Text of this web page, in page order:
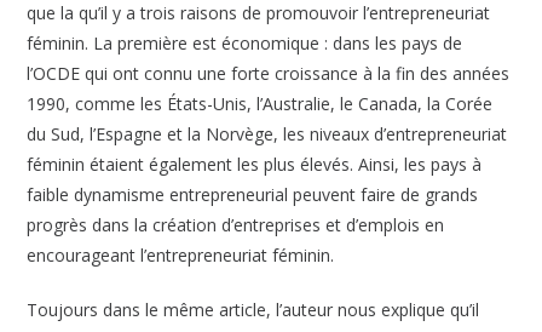
que la qu’il y a trois raisons de promouvoir l’entrepreneuriat
féminin. La première est économique : dans les pays de
l’OCDE qui ont connu une forte croissance à la fin des années
1990, comme les États-Unis, l’Australie, le Canada, la Corée
du Sud, l’Espagne et la Norvège, les niveaux d’entrepreneuriat
féminin étaient également les plus élevés. Ainsi, les pays à
faible dynamisme entrepreneurial peuvent faire de grands
progrès dans la création d’entreprises et d’emplois en
encourageant l’entrepreneuriat féminin.
Toujours dans le même article, l’auteur nous explique qu’il